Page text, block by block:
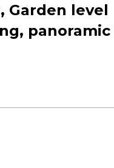
Garden level
panoramic